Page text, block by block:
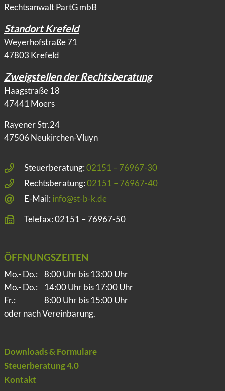
Rechtsanwalt PartG mbB
Standort Krefeld
Weyerhofstraße 71
47803 Krefeld
Zweigstellen der Rechtsberatung
Haagstraße 18
47441 Moers
Rayener Str.24
47506 Neukirchen-Vluyn
Steuerberatung:02151 – 76967-30
Rechtsberatung:02151 – 76967-40
E-Mail: info@st-b-k.de
Telefax: 02151 – 76967-50
ÖFFNUNGSZEITEN
Mo.- Do.:
8:00 Uhr bis 13:00 Uhr
Mo.- Do.:
14:00 Uhr bis 17:00 Uhr
Fr.:
8:00 Uhr bis 15:00 Uhr
oder nach Vereinbarung.
Downloads & Formulare
Steuerberatung 4.0
Kontakt